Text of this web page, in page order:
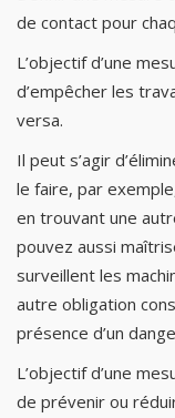
de contact pour
L’objectif d’une
d’empêcher les
versa.
Il peut s’agir
le faire, par
en trouvant une
pouvez aussi
surveillent les
autre obligation
présence d’un
L’objectif d’une
de prévenir ou